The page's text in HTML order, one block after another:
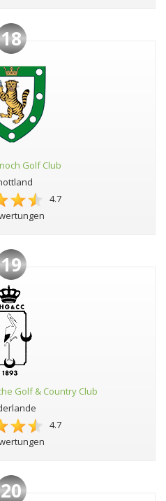
18
Golf Club
4.7
19
Golf & Country Club
4.7
20